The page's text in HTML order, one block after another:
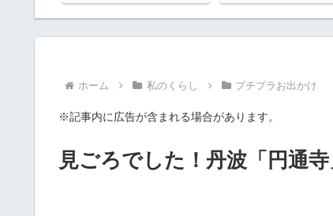
ホーム 私のくらし プチプラお出かけ
※記事内に広告が含まれる場合があります。
見ごろでした！丹波「円通